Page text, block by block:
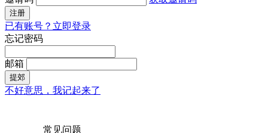
注册
已有账号？立即登录
忘记密码
邮箱
提郊
不好意思，我记起来了
常见问题